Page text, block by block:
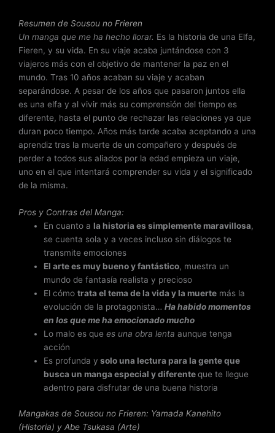
d
e
5
Resumen de Sousou no Frieren
Un manga que me ha hecho llorar. Es la historia de una Elfa,
Fieren, y su vida. En su viaje acaba juntándose con 3
viajeros más con el objetivo de mantener la paz en el
mundo. Tras 10 años acaban su viaje y acaban
separándose. A pesar de los años que pasaron juntos ella
es una elfa y al vivir más su comprensión del tiempo es
diferente, hasta el punto de rechazar las relaciones ya que
duran poco tiempo. Años más tarde acaba aceptando a una
aprendiz tras la muerte de un compañero y después de
perder a todos sus aliados por la edad empieza un viaje,
uno en el que intentará comprender su vida y el significado
de la misma.
Pros y Contras del Manga:
En cuanto ala historia es simplemente maravillosa,
se cuenta sola y a veces incluso sin diálogos te
transmite emociones
El arte es muy bueno y fantástico, muestra un
mundo de fantasía realista y precioso
El cómotrata el tema de la vida y la muerte más la
evolución de la protagonista…Ha habido momentos
en los que me ha emocionado mucho
Lo malo es quees una obra lenta aunque tenga
acción
Es profunda y solo una lectura para la gente que
busca un manga especial y diferenteque te llegue
adentro para disfrutar de una buena historia
Mangakas de Sousou no Frieren: Yamada Kanehito
(Historia) y Abe Tsukasa (Arte)